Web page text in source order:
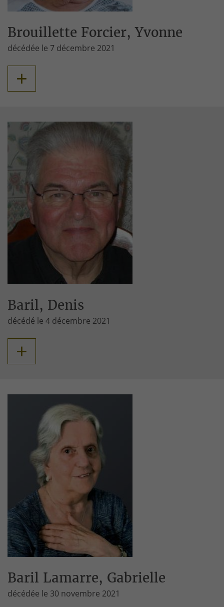
Brouillette Forcier, Yvonne
décédée le 7 décembre 2021
+
Baril, Denis
décédé le 4 décembre 2021
+
Baril Lamarre, Gabrielle
décédée le 30 novembre 2021